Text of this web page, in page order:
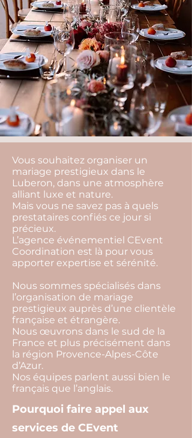
Vous souhaitez organiser un
mariage prestigieux dans le
Luberon, dans une atmosphère
alliant luxe et nature.
Mais vous ne savez pas à quels
prestataires confiés ce jour si
précieux.
L’agence événementiel CEvent
Coordination est là pour vous
apporter expertise et sérénité.
Nous sommes spécialisés dans
l’organisation de mariage
prestigieux auprès d’une clientèle
française et étrangère.
Nous œuvrons dans le sud de la
France et plus précisément dans
la région Provence-Alpes-Côte
d’Azur.
Nos équipes parlent aussi bien le
français que l’anglais.
Pourquoi faire appel aux
services de CEvent